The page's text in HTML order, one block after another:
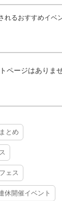
れるおすすめイベ
ページはありませ
とめ
ェス
休開催イベント